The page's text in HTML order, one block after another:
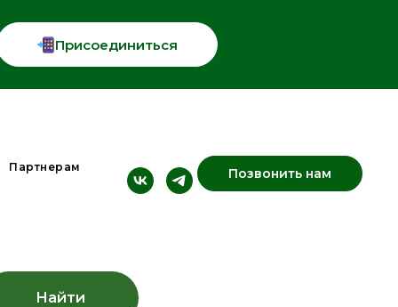
Присоединиться
Партнерам Позвонить нам
Найти